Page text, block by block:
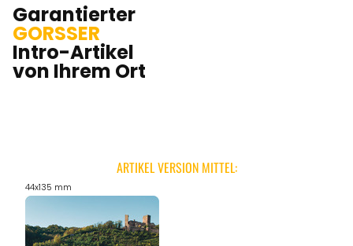
Garantierter
GORSSER
Intro-Artikel
von Ihrem Ort
ARTIKEL VERSION MITTEL:
44x135 mm